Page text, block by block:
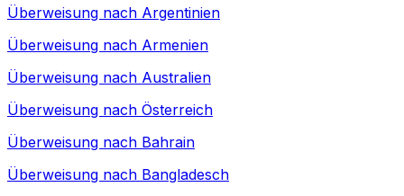
Überweisung nach Argentinien
Überweisung nach Armenien
Überweisung nach Australien
Überweisung nach Österreich
Überweisung nach Bahrain
Überweisung nach Bangladesch